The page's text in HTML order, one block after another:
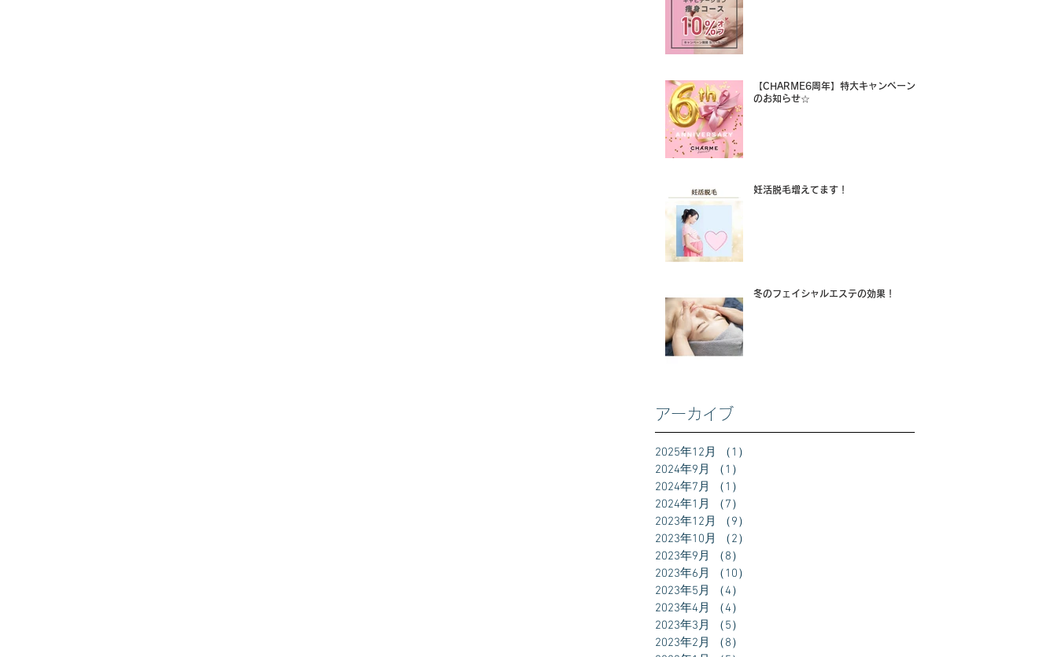
【CHARME6周年】特大キャンペーン
のお知らせ☆
妊活脱毛増えてます！
冬のフェイシャルエステの効果！
アーカイブ
2025年12月 （1）
2024年9月
（1）
2024年7月
（1）
2024年1月
（7）
2023年12月
（9）
2023年10月
（2）
2023年9月
（8）
2023年6月
（10）
2023年5月
（4）
2023年4月
（4）
2023年3月
（5）
2023年2月
（8）